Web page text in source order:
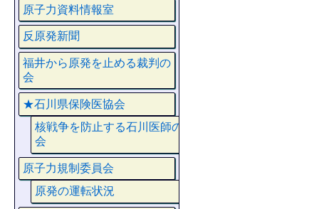
原子力資料情報室
反原発新聞
福井から原発を止める裁判の
会
★石川県保険医協会
核戦争を防止する石川医師の
会
原子力規制委員会
原発の運転状況